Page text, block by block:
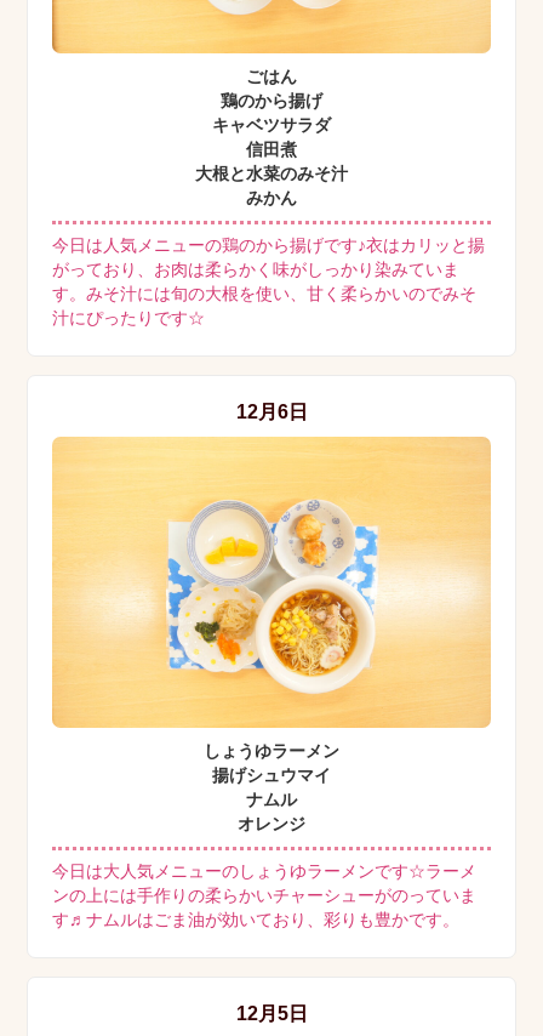
ごはん
鶏のから揚げ
キャベツサラダ
信田煮
大根と水菜のみそ汁
みかん
今日は人気メニューの鶏のから揚げです♪衣はカリッと揚
がっており、お肉は柔らかく味がしっかり染みていま
す。みそ汁には旬の大根を使い、甘く柔らかいのでみそ
汁にぴったりです☆
12月6日
しょうゆラーメン
揚げシュウマイ
ナムル
オレンジ
今日は大人気メニューのしょうゆラーメンです☆ラーメ
ンの上には手作りの柔らかいチャーシューがのっていま
す♬ナムルはごま油が効いており、彩りも豊かです。
12月5日